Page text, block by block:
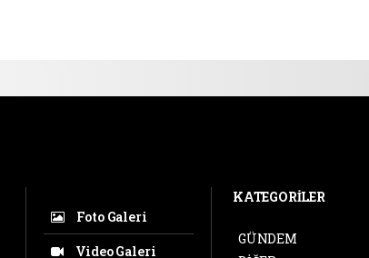
Foto Galeri
Video Galeri
KATEGORİLER
GÜNDEM